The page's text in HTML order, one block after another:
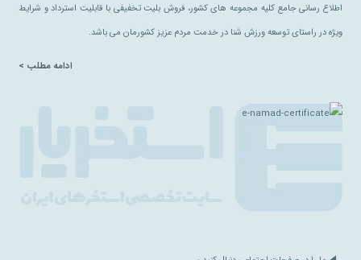
اطلاع رسانی جامع کلیه مجموعه های کشور، فروش بلیت تخفیفی با قابلیت استرداد و شرایط
ویژه در راستای توسعه ورزش شنا در خدمت مردم عزیز کشورمان می باشد.
ادامه مطلب >